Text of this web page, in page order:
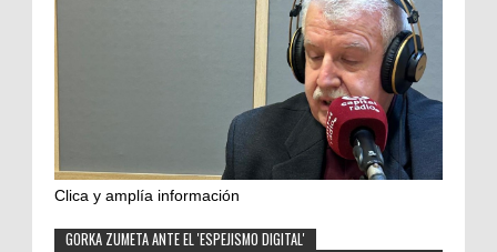
Clica y amplía información
GORKA ZUMETA ANTE EL 'ESPEJISMO DIGITAL'